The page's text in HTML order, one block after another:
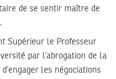
de se sentir maître de
Supérieur le Professeur
par l’abrogation de la
les négociations